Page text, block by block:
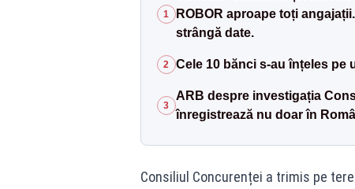
1
ROBOR aproape toți
strângă date.
2 Cele 10 bănci s-au înțeles pe
3
ARB despre investigația
înregistrează nu doar în
Consiliul Concurenței a trimis pe